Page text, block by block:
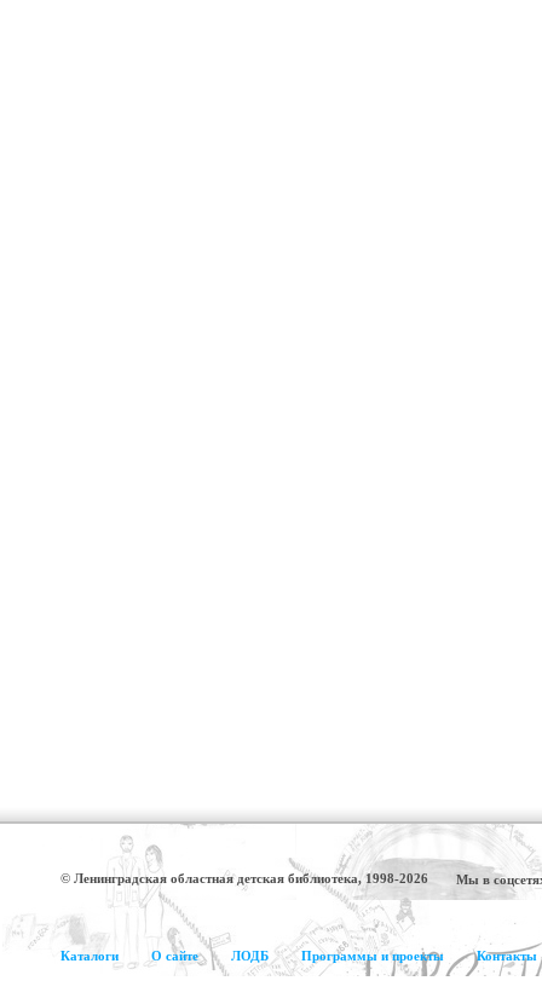
© Ленинградская областная детская библиотека, 1998-2026 Мы в
Каталоги О сайте ЛОДБ Программы и проекты Контакты